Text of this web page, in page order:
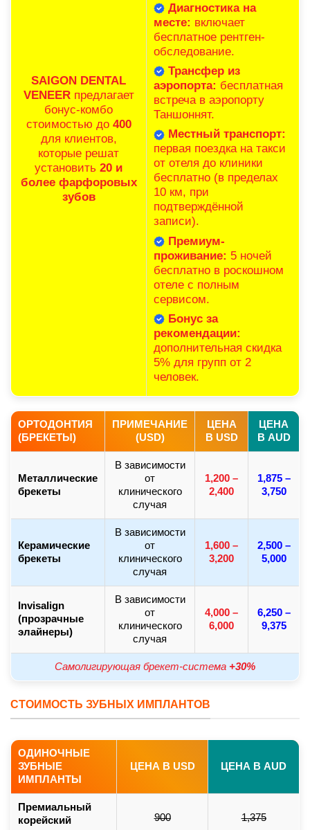
SAIGON DENTAL
VENEERпредлагает
бонус-комбо
стоимостью до 400
для клиентов,
которые решат
установить 20 и
более фарфоровых
зубов
Диагностика на
месте: включает
бесплатное рентген-
обследование.
Трансфер из
аэропорта: бесплатная
встреча в аэропорту
Таншоннят.
Местный транспорт:
первая поездка на такси
от отеля до клиники
бесплатно (в пределах
10 км, при
подтверждённой
записи).
Премиум-
проживание: 5 ночей
бесплатно в роскошном
отеле с полным
сервисом.
Бонус за
рекомендации:
дополнительная скидка
5% для групп от 2
человек.
ОРТОДОНТИЯ
(БРЕКЕТЫ)
ПРИМЕЧАНИЕ
(USD)
ЦЕНА
В USD
ЦЕНА
В AUD
Металлические
брекеты
В зависимости
от
клинического
случая
1,200 –
2,400
1,875 –
3,750
Керамические
брекеты
В зависимости
от
клинического
случая
1,600 –
3,200
2,500 –
5,000
Invisalign
(прозрачные
элайнеры)
В зависимости
от
клинического
случая
4,000 –
6,000
6,250 –
9,375
Самолигирующая брекет-система +30%
СТОИМОСТЬ ЗУБНЫХ ИМПЛАНТОВ
ОДИНОЧНЫЕ
ЗУБНЫЕ
ИМПЛАНТЫ
ЦЕНА В USD ЦЕНА В AUD
Премиальный
корейский
900 1,375